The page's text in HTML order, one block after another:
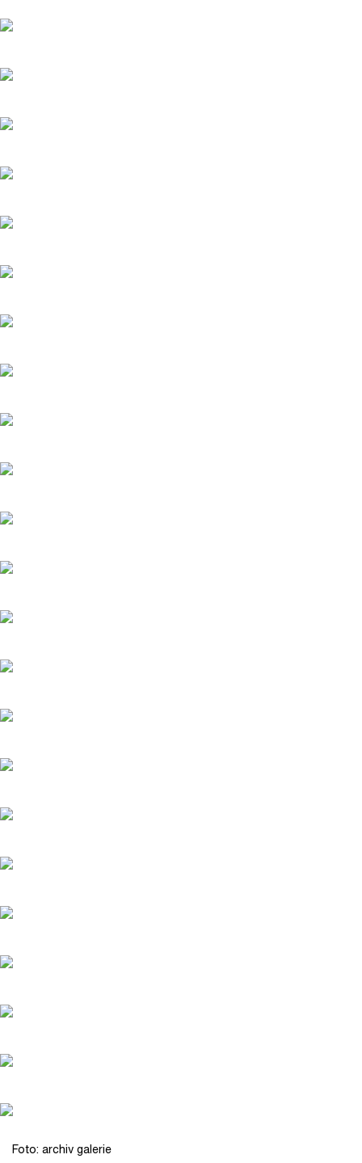
Foto: archiv galerie